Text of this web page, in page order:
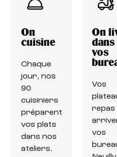
On
cuisine
Chaque
jour, nos
90
cuisiniers
préparent
vos plats
dans nos
ateliers.
On
dans
vos
Vos
repas
vos